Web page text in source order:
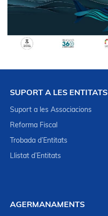
SUPORT A LES ENTITATS
Suport a les Associacions
Reforma Fiscal
Trobada d’Entitats
Llistat d’Entitats
AGERMANAMENTS